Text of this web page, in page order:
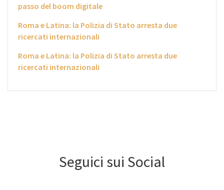
passo del boom digitale
Roma e Latina: la Polizia di Stato arresta due
ricercati internazionali
Roma e Latina: la Polizia di Stato arresta due
ricercati internazionali
Seguici sui Social